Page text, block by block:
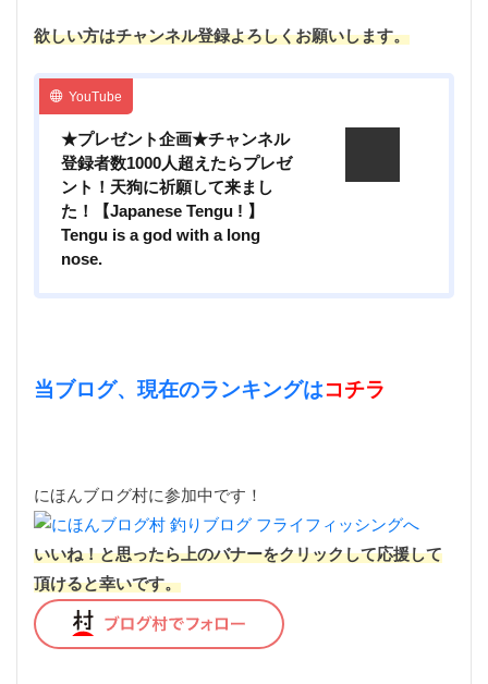
欲しい方はチャンネル登録よろしくお願いします。
YouTube
★プレゼント企画★チャンネル
登録者数1000人超えたらプレゼ
ント！天狗に祈願して来まし
た！【Japanese Tengu ! 】
Tengu is a god with a long
nose.
当ブログ、現在のランキングはコチラ
にほんブログ村に参加中です！
いいね！と思ったら上のバナーをクリックして応援して
頂けると幸いです。